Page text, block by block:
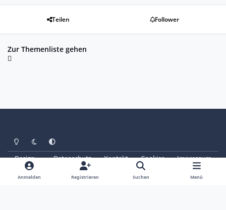
Teilen Follower
Zur Themenliste gehen
Heller ModusDunkler Modus
Systemeinstellung
Design Datenschutz Kontakt Cookies
Impressum
© Copyright 2025 - SAABoteure e. V.
Powered by Invision Community
Anmelden Registrieren Suchen Menü